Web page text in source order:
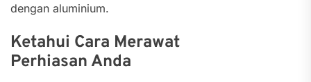
dengan aluminium.
Ketahui Cara Merawat
Perhiasan Anda